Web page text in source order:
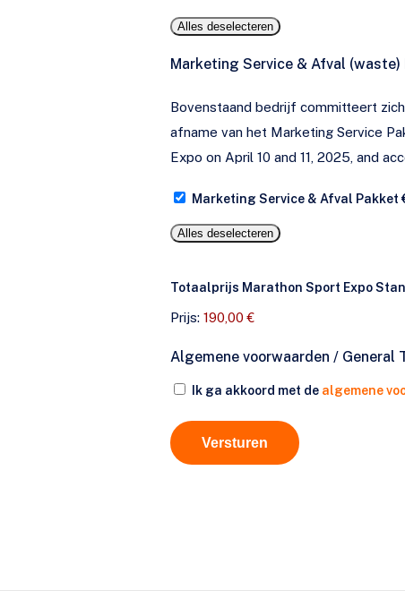
Alles deselecteren
Marketing Service & Afval (waste)
Bovenstaand bedrijf committeert
afname van het Marketing Service Pakket á € 100,-- // The undersigned company hereby
Expo on April 10 and 11, 2025, and
Marketing Service & Afval Pakket
Alles deselecteren
Totaalprijs Marathon Sport Expo
Prijs: 190,00 €
Algemene voorwaarden / General
Ik ga akkoord met de algemene